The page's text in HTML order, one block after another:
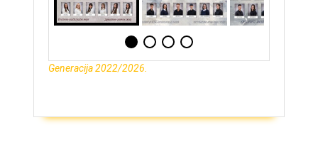
Generacija 2022/2026.